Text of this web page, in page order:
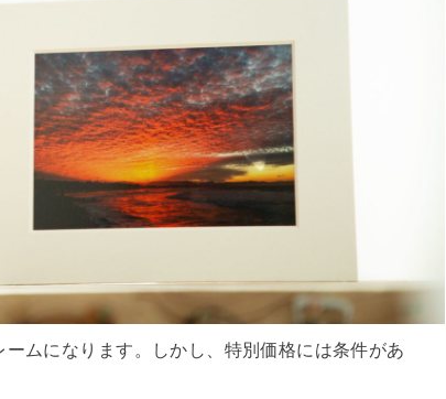
ムになります。しかし、特別価格には条件があ